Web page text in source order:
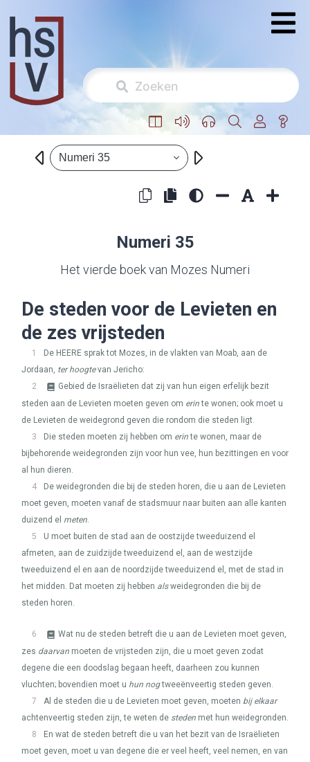
Numeri 35
Numeri 35
Het vierde boek van Mozes Numeri
De steden voor de Levieten en
de zes vrijsteden
1 De HEERE sprak tot Mozes, in de vlakten van Moab, aan de
Jordaan, ter hoogtevan Jericho:
2
Gebied de Israëlieten dat zij van hun eigen erfelijk bezit
steden aan de Levieten moeten geven om erinte wonen; ook moet u
de Levieten de weidegrond geven die rondom die steden ligt.
3
Die steden moeten zij hebben om erinte wonen, maar de
bijbehorende weidegronden zijn voor hun vee, hun bezittingen en voor
al hun dieren.
4
De weidegronden die bij de steden horen, die u aan de Levieten
moet geven, moeten vanaf de stadsmuur naar buiten aan alle kanten
duizend el meten.
5
U moet buiten de stad aan de oostzijde tweeduizend el
afmeten, aan de zuidzijde tweeduizend el, aan de westzijde
tweeduizend el en aan de noordzijde tweeduizend el, met de stad in
het midden. Dat moeten zij hebben alsweidegronden die bij de
steden horen.
6
Wat nu de steden betreft die u aan de Levieten moet geven,
zes daarvan moeten de vrijsteden zijn, die u moet geven zodat
degene die een doodslag begaan heeft, daarheen zou kunnen
vluchten; bovendien moet u hun nogtweeënveertig steden geven.
7
Al de steden die u de Levieten moet geven, moeten bij elkaar
achtenveertig steden zijn, te weten de steden met hun weidegronden.
8
En wat de steden betreft die u van het bezit van de Israëlieten
moet geven, moet u van degene die er veel heeft, veel nemen, en van